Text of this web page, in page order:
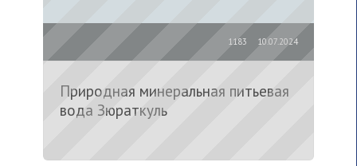
10.07.2024
1183
Природная минеральная питьевая
вода Зюраткуль